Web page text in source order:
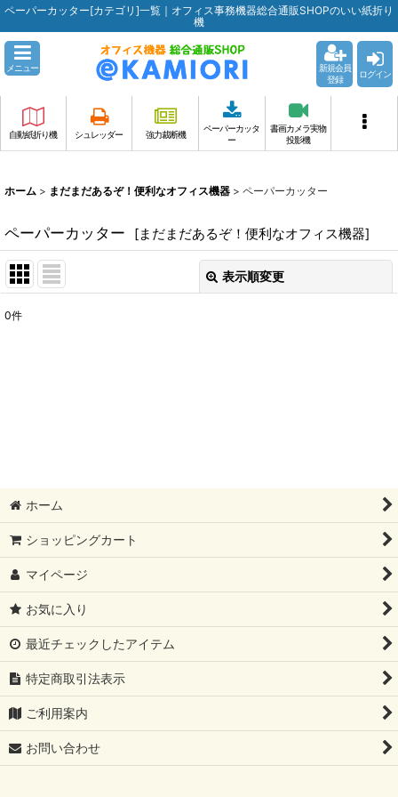
ペーパーカッター[カテゴリ]一覧｜オフィス事務機器総合通販SHOPのいい紙折り
機
メニュー
新規会員
登録
ログイン
自動紙折り機 シュレッダー 強力裁断機
ペーパーカッタ
ー
書画カメラ実物
投影機
ホーム > まだまだあるぞ！便利なオフィス機器 > ペーパーカッター
ペーパーカッター [まだまだあるぞ！便利なオフィス機器]
表示順変更
0件
ホーム
ショッピングカート
マイページ
お気に入り
最近チェックしたアイテム
特定商取引法表示
ご利用案内
お問い合わせ